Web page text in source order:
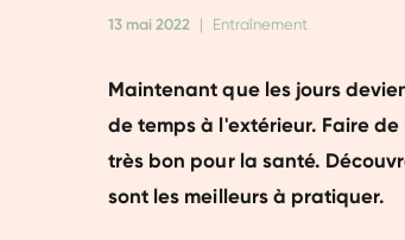
13 mai 2022 | Entraînement
Maintenant que les jours
de temps à l'extérieur. Faire
très bon pour la santé.
sont les meilleurs à pratiquer.